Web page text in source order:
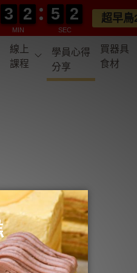
線上
課程
學員心得
分享
買器具
食材
MIN
3
3
3
3 2
2
2
2
SEC
5
5
5
5 0
0
2
2
2
2 超早鳥